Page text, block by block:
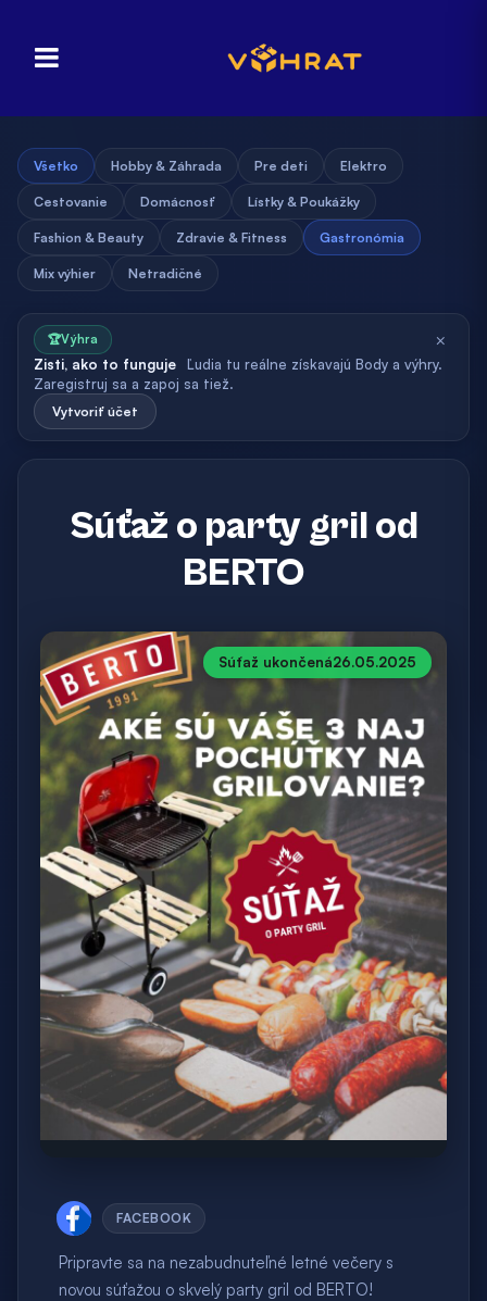
Všetko Hobby & Záhrada Pre deti Elektro
Cestovanie Domácnosť Lístky & Poukážky
Fashion & Beauty Zdravie & Fitness Gastronómia
Mix výhier Netradičné
🏆Výhra
Zisti, ako to funguje
Ľudia tu reálne získavajú Body a výhry.
Zaregistruj sa a zapoj sa tiež.
Vytvoriť účet
×
Súťaž o party gril od
BERTO
Súťaž ukončená26.05.2025
FACEBOOK
Pripravte sa na nezabudnuteľné letné večery s
novou súťažou o skvelý party gril od BERTO!